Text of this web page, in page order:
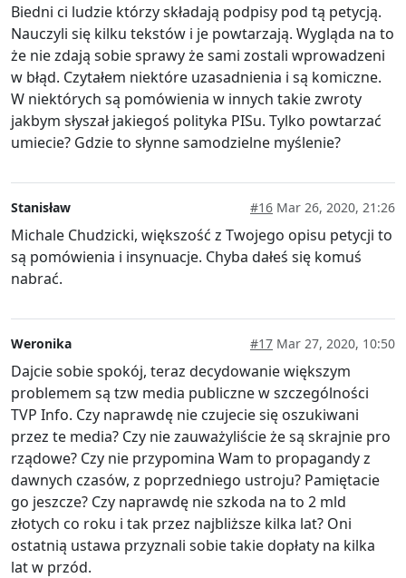
Biedni ci ludzie którzy składają podpisy pod tą petycją.
Nauczyli się kilku tekstów i je powtarzają. Wygląda na to
że nie zdają sobie sprawy że sami zostali wprowadzeni
w błąd. Czytałem niektóre uzasadnienia i są komiczne.
W niektórych są pomówienia w innych takie zwroty
jakbym słyszał jakiegoś polityka PISu. Tylko powtarzać
umiecie? Gdzie to słynne samodzielne myślenie?
Stanisław #16 Mar 26, 2020, 21:26
Michale Chudzicki, większość z Twojego opisu petycji to
są pomówienia i insynuacje. Chyba dałeś się komuś
nabrać.
Weronika #17 Mar 27, 2020, 10:50
Dajcie sobie spokój, teraz decydowanie większym
problemem są tzw media publiczne w szczególności
TVP Info. Czy naprawdę nie czujecie się oszukiwani
przez te media? Czy nie zauważyliście że są skrajnie pro
rządowe? Czy nie przypomina Wam to propagandy z
dawnych czasów, z poprzedniego ustroju? Pamiętacie
go jeszcze? Czy naprawdę nie szkoda na to 2 mld
złotych co roku i tak przez najbliższe kilka lat? Oni
ostatnią ustawa przyznali sobie takie dopłaty na kilka
lat w przód.